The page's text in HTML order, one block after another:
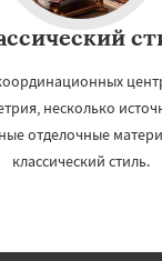
несколько
отделочные
классический стиль.